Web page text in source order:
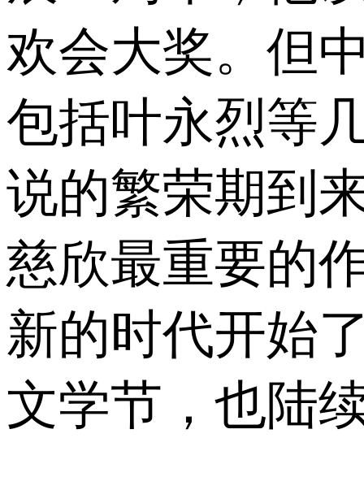
欢会大奖。但
包括叶永烈等
说的繁荣期到
慈欣最重要的
新的时代开始
文学节，也陆